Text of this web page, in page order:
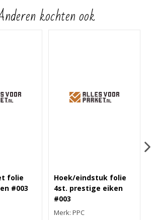
kochten ook
folie
#003
Hoek/eindstuk folie
4st. prestige eiken
#003
Merk: PPC